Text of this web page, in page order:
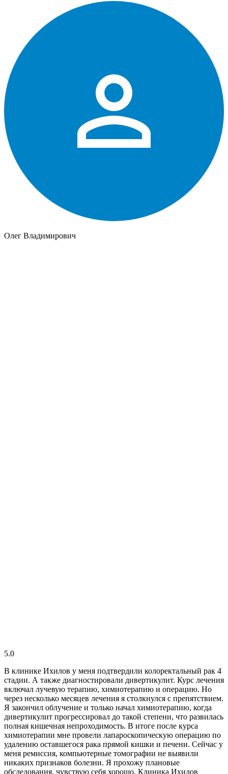
Олег Владимирович
5.0
В клинике Ихилов у меня подтвердили колоректальный рак 4
стадии. А также диагностировали дивертикулит. Курс лечения
включал лучевую терапию, химиотерапию и операцию. Но
через несколько месяцев лечения я столкнулся с препятствием.
Я закончил облучение и только начал химиотерапию, когда
дивертикулит прогрессировал до такой степени, что развилась
полная кишечная непроходимость. В итоге после курса
химиотерапии мне провели лапароскопическую операцию по
удалению оставшегося рака прямой кишки и печени. Сейчас у
меня ремиссия, компьютерные томографии не выявили
никаких признаков болезни. Я прохожу плановые
обследования, чувствую себя хорошо. Клиника Ихилов